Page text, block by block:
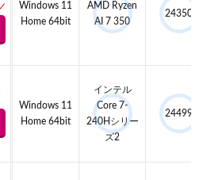
Windows 11
Home 64bit
AMD Ryzen
AI 7 350
24350
Windows 11
Home 64bit
インテル
Core 7-
240Hシリー
ズ2
24499